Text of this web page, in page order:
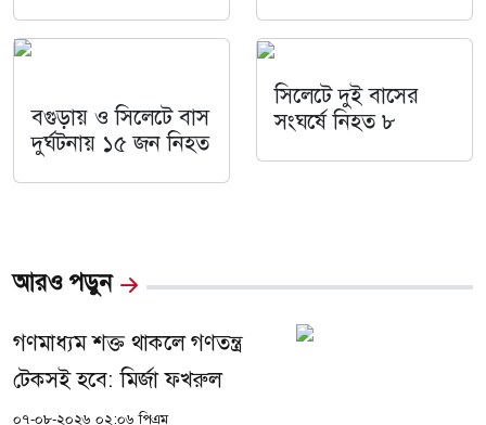
বগুড়ায় ও সিলেটে বাস
দুর্ঘটনায় ১৫ জন নিহত
সিলেটে দুই বাসের
সংঘর্ষে নিহত ৮
আরও পড়ুন
গণমাধ্যম শক্ত থাকলে গণতন্ত্র
টেকসই হবে: মির্জা ফখরুল
০৭-০৮-২০২৬ ০২:০৬ পিএম